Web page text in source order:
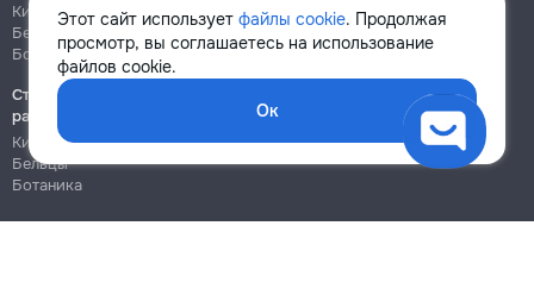
Этот сайт использует файлы cookie. Продолжая
просмотр, вы соглашаетесь на использование
файлов cookie.
Ок
Кишинёв
Бельцы
Ботаника
Кишинёв
Ботаника
Строительно-монтажные
работы
Кишинёв
Бельцы
Ботаника